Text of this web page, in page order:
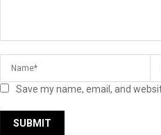
Save my name, email, and